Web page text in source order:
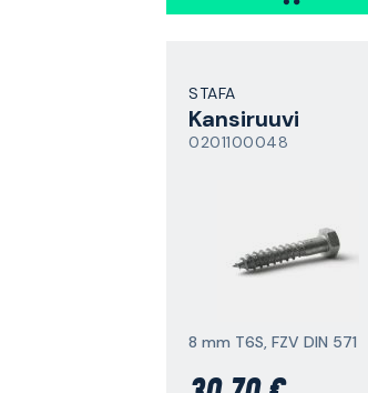
STAFA
Kansiruuvi
0201100048
8 mm T6S, FZV DIN 571